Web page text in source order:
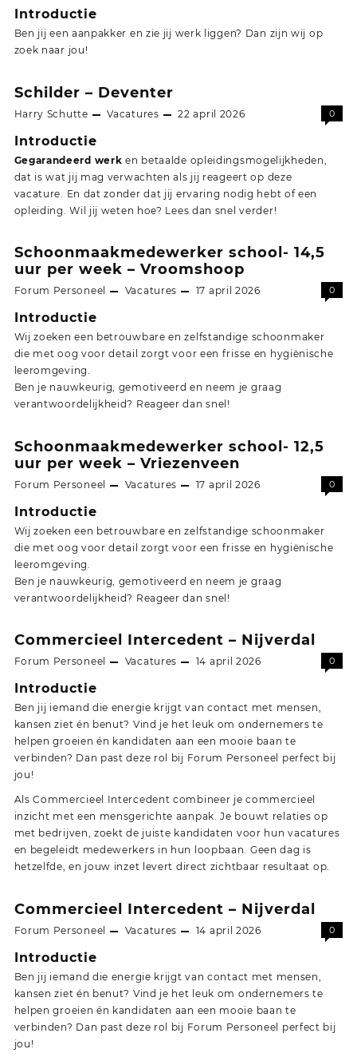
Introductie
Ben jij een aanpakker en zie jij werk liggen? Dan zijn wij op
zoek naar jou!
Schilder – Deventer
Harry Schutte Vacatures 22 april 2026 0
Introductie
Gegarandeerd werk en betaalde opleidingsmogelijkheden,
dat is wat jij mag verwachten als jij reageert op deze
vacature. En dat zonder dat jij ervaring nodig hebt of een
opleiding. Wil jij weten hoe? Lees dan snel verder!
Schoonmaakmedewerker school- 14,5
uur per week – Vroomshoop
Forum Personeel Vacatures 17 april 2026 0
Introductie
Wij zoeken een betrouwbare en zelfstandige schoonmaker
die met oog voor detail zorgt voor een frisse en hygiënische
leeromgeving.
Ben je nauwkeurig, gemotiveerd en neem je graag
verantwoordelijkheid? Reageer dan snel!
Schoonmaakmedewerker school- 12,5
uur per week – Vriezenveen
Forum Personeel Vacatures 17 april 2026 0
Introductie
Wij zoeken een betrouwbare en zelfstandige schoonmaker
die met oog voor detail zorgt voor een frisse en hygiënische
leeromgeving.
Ben je nauwkeurig, gemotiveerd en neem je graag
verantwoordelijkheid? Reageer dan snel!
Commercieel Intercedent – Nijverdal
Forum Personeel Vacatures 14 april 2026 0
Introductie
Ben jij iemand die energie krijgt van contact met mensen,
kansen ziet én benut? Vind je het leuk om ondernemers te
helpen groeien én kandidaten aan een mooie baan te
verbinden? Dan past deze rol bij Forum Personeel perfect bij
jou!
Als Commercieel Intercedent combineer je commercieel
inzicht met een mensgerichte aanpak. Je bouwt relaties op
met bedrijven, zoekt de juiste kandidaten voor hun vacatures
en begeleidt medewerkers in hun loopbaan. Geen dag is
hetzelfde, en jouw inzet levert direct zichtbaar resultaat op.
Commercieel Intercedent – Nijverdal
Forum Personeel Vacatures 14 april 2026 0
Introductie
Ben jij iemand die energie krijgt van contact met mensen,
kansen ziet én benut? Vind je het leuk om ondernemers te
helpen groeien én kandidaten aan een mooie baan te
verbinden? Dan past deze rol bij Forum Personeel perfect bij
jou!